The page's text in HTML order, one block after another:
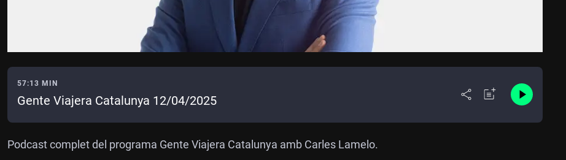
57:13 MIN
Gente Viajera Catalunya 12/04/2025
Podcast complet del programa Gente Viajera Catalunya amb Carles Lamelo.